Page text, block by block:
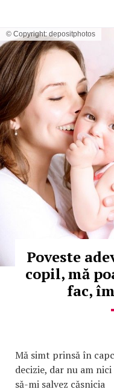
© Copyright: depositphotos
Poveste
copil, mă
fac,
Mă simt prinsă în
decizie, dar nu am
să-mi salvez căsnicia